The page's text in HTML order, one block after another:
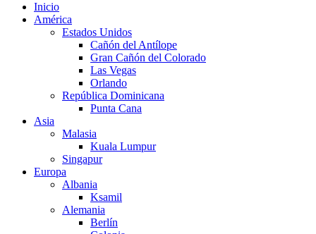
Inicio
América
Estados Unidos
Cañón del Antílope
Gran Cañón del Colorado
Las Vegas
Orlando
República Dominicana
Punta Cana
Asia
Malasia
Kuala Lumpur
Singapur
Europa
Albania
Ksamil
Alemania
Berlín